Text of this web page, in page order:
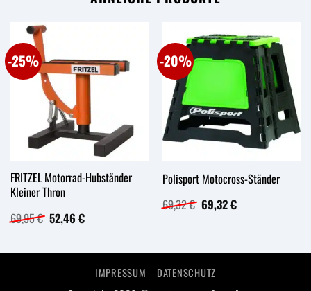
-25%
FRITZEL Motorrad-Hubständer
Kleiner Thron
69,95€ Ursprünglicher
Preis
69,95 €
52,46 €Aktueller
Preis
52,46 €.
-20%
Polisport Motocross-Ständer
69,32€ Ursprünglicher
Preis
69,32€Aktueller
Preis
IMPRESSUM DATENSCHUTZ